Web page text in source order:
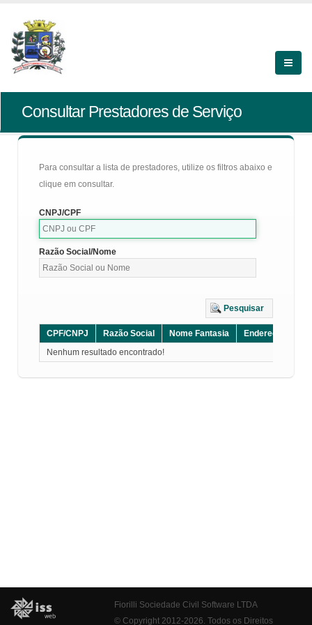
Consultar Prestadores de Serviço
Para consultar a lista de prestadores, utilize os filtros abaixo e
clique em consultar.
CNPJ/CPF
Razão Social/Nome
Pesquisar
CPF/CNPJ Razão Social Nome Fantasia Endereço
Nenhum resultado encontrado!
Fiorilli Sociedade Civil Software LTDA
© Copyright 2012-2026. Todos os Direitos